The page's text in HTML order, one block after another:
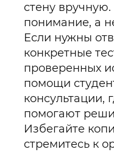
стену
понимание, а
Если нужны
конкретные
проверенных
помощи
консультации,
помогают
Избегайте
стремитесь к